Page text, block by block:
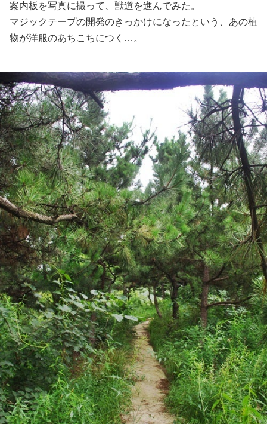
案内板を写真に撮って、獣道を進んでみた。
マジックテープの開発のきっかけになったという、あの植
物が洋服のあちこちにつく…。